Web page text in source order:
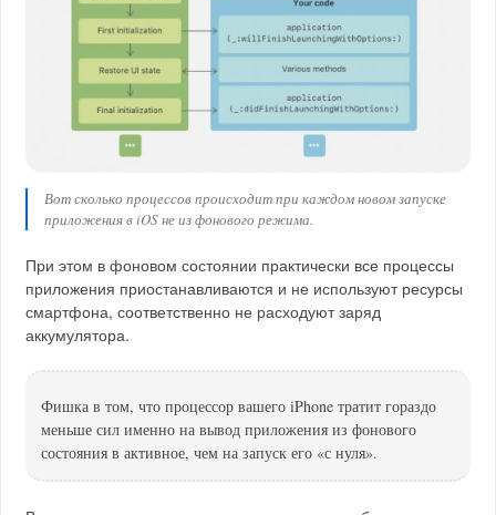
Вот сколько процессов происходит при каждом новом запуске
приложения в iOS не из фонового режима.
При этом в фоновом состоянии практически все процессы
приложения приостанавливаются и не используют ресурсы
смартфона, соответственно не расходуют заряд
аккумулятора.
Фишка в том, что процессор вашего iPhone тратит гораздо
меньше сил именно на вывод приложения из фонового
состояния в активное, чем на запуск его «с нуля».